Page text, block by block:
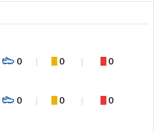
0 0 0
0 0 0